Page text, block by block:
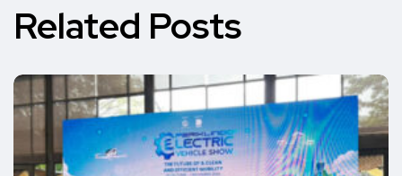
Related Posts